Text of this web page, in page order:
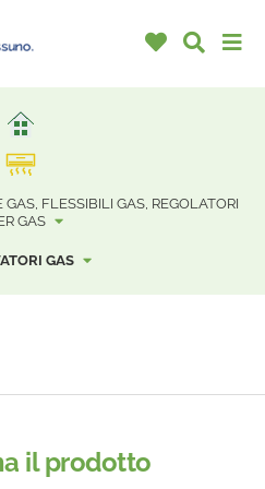
FLESSIBILI GAS, REGOLATORI
GAS
GAS
il prodotto